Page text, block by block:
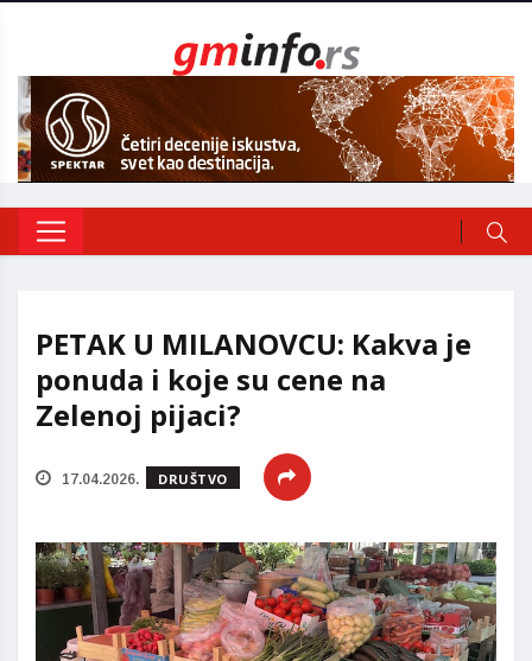
PETAK U MILANOVCU: Kakva je
ponuda i koje su cene na
Zelenoj pijaci?
17.04.2026. DRUŠTVO